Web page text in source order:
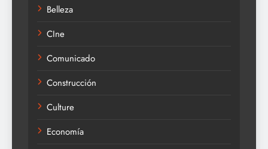
Belleza
CIne
Comunicado
Construcción
Culture
Economía